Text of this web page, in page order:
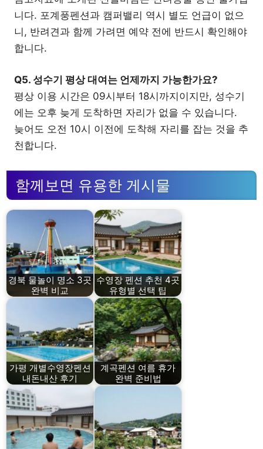
니다. 포계풍펜션과 캠퍼밸리 역시 별도 언급이 없으
니, 반려견과 함께 가려면 예약 전에 반드시 확인해야
합니다.
Q5. 성수기 평상 대여는 언제까지 가능한가요?
평상 이용 시간은 09시부터 18시까지이지만, 성수기
에는 오후 늦게 도착하면 자리가 없을 수 있습니다.
늦어도 오전 10시 이전에 도착해 자리를 잡는 것을 추
천합니다.
함께보면 유용한 게시물
경북 물놀이 명소 3곳
완벽 비교
수영장 펜션 추천 4곳
유형별 선택 팁
가평 개별수영장펜션
내돈내산 후기
계곡펜션 여름 휴가
완벽 준비법